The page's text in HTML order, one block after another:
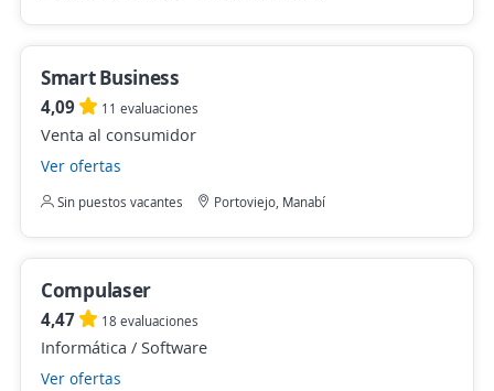
Smart Business
4,09 11 evaluaciones
Venta al consumidor
Ver ofertas
Sin puestos vacantes Portoviejo, Manabí
Compulaser
4,47 18 evaluaciones
Informática / Software
Ver ofertas